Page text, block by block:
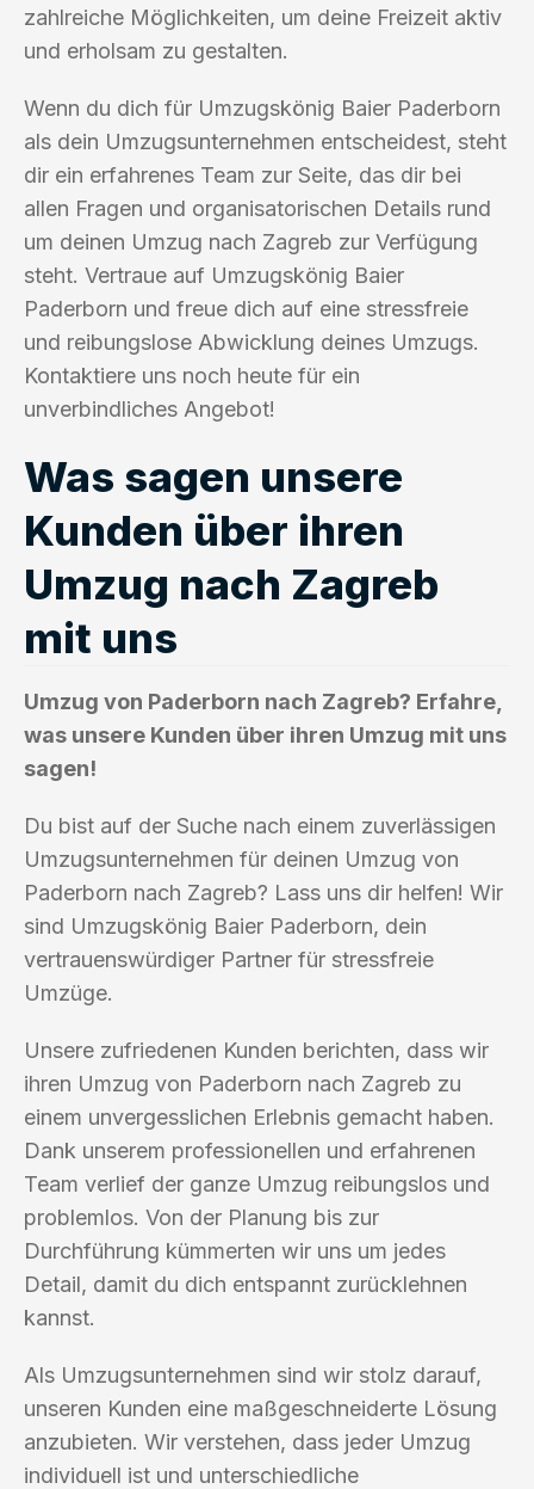
zahlreiche Möglichkeiten, um deine Freizeit aktiv
und erholsam zu gestalten.
Wenn du dich für Umzugskönig Baier Paderborn
als dein Umzugsunternehmen entscheidest, steht
dir ein erfahrenes Team zur Seite, das dir bei
allen Fragen und organisatorischen Details rund
um deinen Umzug nach Zagreb zur Verfügung
steht. Vertraue auf Umzugskönig Baier
Paderborn und freue dich auf eine stressfreie
und reibungslose Abwicklung deines Umzugs.
Kontaktiere uns noch heute für ein
unverbindliches Angebot!
Was sagen unsere
Kunden über ihren
Umzug nach Zagreb
mit uns
Umzug von Paderborn nach Zagreb? Erfahre,
was unsere Kunden über ihren Umzug mit uns
sagen!
Du bist auf der Suche nach einem zuverlässigen
Umzugsunternehmen für deinen Umzug von
Paderborn nach Zagreb? Lass uns dir helfen! Wir
sind Umzugskönig Baier Paderborn, dein
vertrauenswürdiger Partner für stressfreie
Umzüge.
Unsere zufriedenen Kunden berichten, dass wir
ihren Umzug von Paderborn nach Zagreb zu
einem unvergesslichen Erlebnis gemacht haben.
Dank unserem professionellen und erfahrenen
Team verlief der ganze Umzug reibungslos und
problemlos. Von der Planung bis zur
Durchführung kümmerten wir uns um jedes
Detail, damit du dich entspannt zurücklehnen
kannst.
Als Umzugsunternehmen sind wir stolz darauf,
unseren Kunden eine maßgeschneiderte Lösung
anzubieten. Wir verstehen, dass jeder Umzug
individuell ist und unterschiedliche